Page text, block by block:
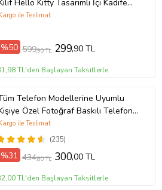
Hello Kitty Tasarımlı İçi Kadife
Siyah (Şeffaf)
ile Teslimat
%50 599,90 TL 299,90 TL
TL'den Başlayan Taksitlerle
Telefon Modellerine Uyumlu
Özel Fotoğraf Baskılı Telefon
(235)
ile Teslimat
%31 434,80 TL 300,00 TL
TL'den Başlayan Taksitlerle